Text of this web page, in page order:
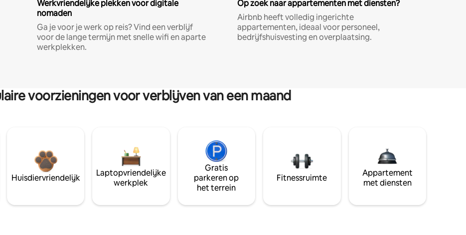
Werkvriendelijke plekken voor digitale
nomaden
Ga je voor je werk op reis? Vind een verblijf
voor de lange termijn met snelle wifi en aparte
werkplekken.
Op zoek naar appartementen met diensten?
Airbnb heeft volledig ingerichte
appartementen, ideaal voor personeel,
bedrijfshuisvesting en overplaatsing.
voorzieningen voor verblijven van een maand
Huisdiervriendelijk
Laptopvriendelijke
werkplek
Gratis
parkeren op
het terrein
Fitnessruimte
Appartement
met diensten